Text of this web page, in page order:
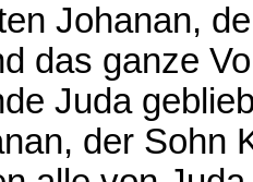
Johanan,
das ganze
Juda
der Sohn